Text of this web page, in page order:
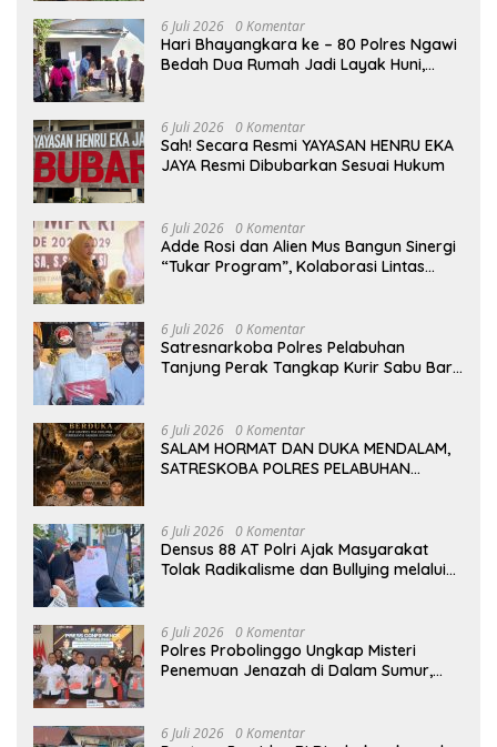
6 Juli 2026 0 Komentar
Hari Bhayangkara ke – 80 Polres Ngawi
Bedah Dua Rumah Jadi Layak Huni,
6 Juli 2026 0 Komentar
Sah! Secara Resmi YAYASAN HENRU EKA
JAYA Resmi Dibubarkan Sesuai Hukum
6 Juli 2026 0 Komentar
Adde Rosi dan Alien Mus Bangun Sinergi
“Tukar Program”, Kolaborasi Lintas
6 Juli 2026 0 Komentar
Satresnarkoba Polres Pelabuhan
Tanjung Perak Tangkap Kurir Sabu Baru
6 Juli 2026 0 Komentar
SALAM HORMAT DAN DUKA MENDALAM,
SATRESKOBA POLRES PELABUHAN
PEMBERANTAS NARKOBA DI KATINGAN
6 Juli 2026 0 Komentar
Densus 88 AT Polri Ajak Masyarakat
Tolak Radikalisme dan Bullying melalui
6 Juli 2026 0 Komentar
Polres Probolinggo Ungkap Misteri
Penemuan Jenazah di Dalam Sumur,
6 Juli 2026 0 Komentar